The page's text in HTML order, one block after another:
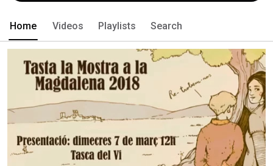
Home Videos Playlists Search